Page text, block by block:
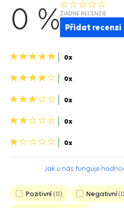
0 % ŽIADNE RECENZIE
Přidat recenzi
5
0x
4
0x
3
0x
2
0x
1
0x
Jak u nás funguje
Pozitivní 0 Negativní